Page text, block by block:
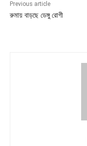
Previous article
রুমায় বাড়ছে ডেঙ্গু রোগী